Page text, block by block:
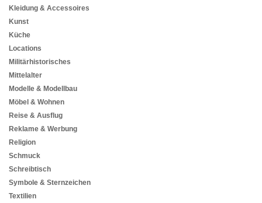
Kleidung & Accessoires
Kunst
Küche
Locations
Militärhistorisches
Mittelalter
Modelle & Modellbau
Möbel & Wohnen
Reise & Ausflug
Reklame & Werbung
Religion
Schmuck
Schreibtisch
Symbole & Sternzeichen
Textilien